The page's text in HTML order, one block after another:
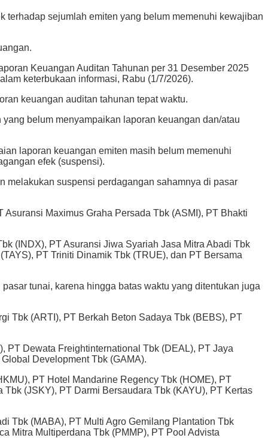
sejumlah emiten yang belum memenuhi kewajiban
Keuangan Auditan Tahunan per 31 Desember 2025
keterbukaan informasi, Rabu (1/7/2026).
keuangan auditan tahunan tepat waktu.
belum menyampaikan laporan keuangan dan/atau
laporan keuangan emiten masih belum memenuhi
efek (suspensi).
melakukan suspensi perdagangan sahamnya di pasar
Maximus Graha Persada Tbk (ASMI), PT Bhakti
(INDX), PT Asuransi Jiwa Syariah Jasa Mitra Abadi Tbk
PT Triniti Dinamik Tbk (TRUE), dan PT Bersama
tunai, karena hingga batas waktu yang ditentukan juga
Tbk (ARTI), PT Berkah Beton Sadaya Tbk (BEBS), PT
PT Dewata Freightinternational Tbk (DEAL), PT Jaya
Development Tbk (GAMA).
PT Hotel Mandarine Regency Tbk (HOME), PT
(JSKY), PT Darmi Bersaudara Tbk (KAYU), PT Kertas
Tbk (MABA), PT Multi Agro Gemilang Plantation Tbk
Mitra Multiperdana Tbk (PMMP), PT Pool Advista